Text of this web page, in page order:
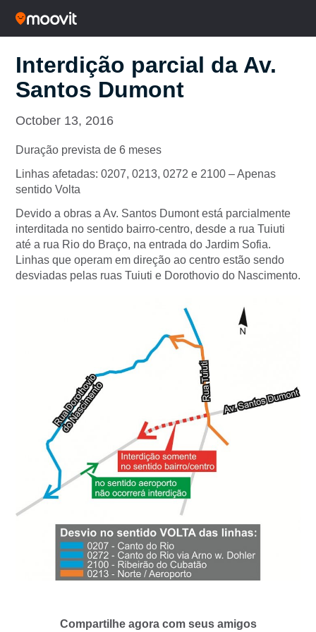
Interdição parcial da Av.
Santos Dumont
October 13, 2016
Duração prevista de 6 meses
Linhas afetadas: 0207, 0213, 0272 e 2100 – Apenas
sentido Volta
Devido a obras a Av. Santos Dumont está parcialmente
interditada no sentido bairro-centro, desde a rua Tuiuti
até a rua Rio do Braço, na entrada do Jardim Sofia.
Linhas que operam em direção ao centro estão sendo
desviadas pelas ruas Tuiuti e Dorothovio do Nascimento.
Compartilhe agora com seus amigos